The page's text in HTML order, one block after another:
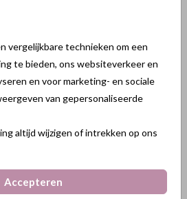
vergelijkbare technieken om een
te bieden, ons websiteverkeer en
en voor marketing- en sociale
van gepersonaliseerde
altijd wijzigen of intrekken op ons
Accepteren